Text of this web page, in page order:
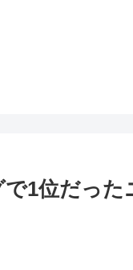
1位だっ